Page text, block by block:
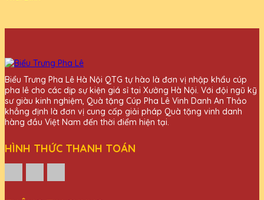
Biểu Trưng Pha Lê Hà Nội QTG tự hào là đơn vị nhập khẩu cúp
pha lê cho các dịp sự kiện giá sỉ tại Xưởng Hà Nội. Với đội ngũ kỹ
sư giàu kinh nghiệm, Quà tặng Cúp Pha Lê Vinh Danh An Thảo
khẳng định là đơn vị cung cấp giải pháp Quà tặng vinh danh
hàng đầu Việt Nam đến thời điểm hiện tại.
HÌNH THỨC THANH TOÁN